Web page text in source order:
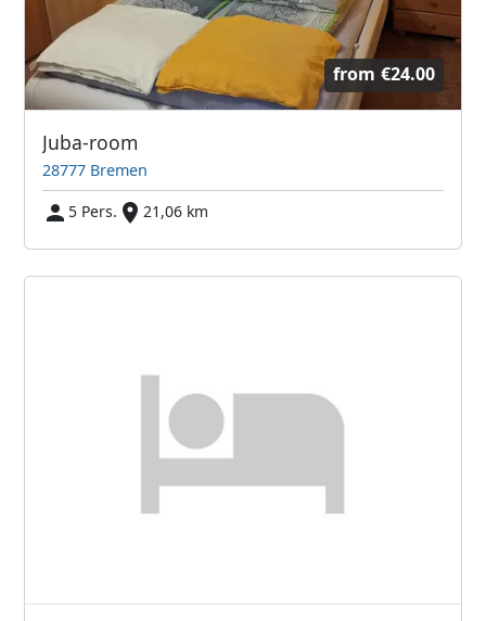
from €24.00
Juba-room
28777 Bremen
5 Pers.
21,06 km